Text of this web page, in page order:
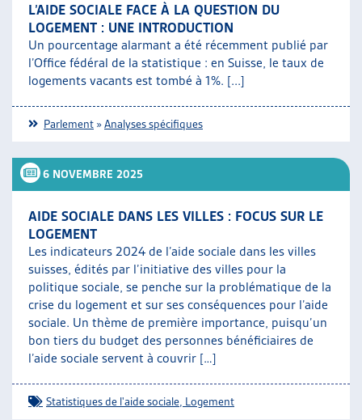
L’AIDE SOCIALE FACE À LA QUESTION DU
LOGEMENT : UNE INTRODUCTION
Un pourcentage alarmant a été récemment publié par
l’Office fédéral de la statistique : en Suisse, le taux de
logements vacants est tombé à 1%. [...]
Parlement »Analyses spécifiques
6 NOVEMBRE 2025
AIDE SOCIALE DANS LES VILLES : FOCUS SUR LE
LOGEMENT
Les indicateurs 2024 de l’aide sociale dans les villes
suisses, édités par l’initiative des villes pour la
politique sociale, se penche sur la problématique de la
crise du logement et sur ses conséquences pour l’aide
sociale. Un thème de première importance, puisqu’un
bon tiers du budget des personnes bénéficiaires de
l’aide sociale servent à couvrir […]
Statistiques de l'aide sociale Logement